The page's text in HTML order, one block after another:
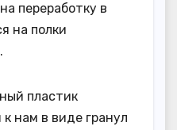
переработку в
на полки
пластик
нам в виде гранул